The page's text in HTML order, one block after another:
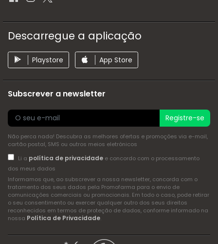
Descarregue a aplicação
Playstore App Store
Subscrever a newsletter
Registre-se
Não perca nada! Descubra as melhores ofertas e promoções via e-mail,
cartão postal, SMS ou outros meios eletrónicos
Li a política de privacidadee concordo com o processamento
dos meus dados
Informamos que, ao subscrever a nossa newsletter, concorda com o
tratamento dos seus dados pela Promofarma para o envio de
comunicações comerciais ou promocionais. Em todo o caso, pode retirar
o seu consentimento ou exercer qualquer outro dos seus direitos
reconhecidos em termos de proteção de dados, conforme informado na
nossa Política de Privacidade.